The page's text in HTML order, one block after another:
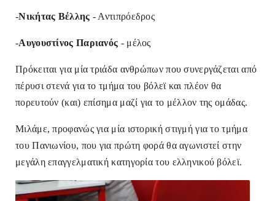
-Νικήτας Βέλλης - Αντιπρόεδρος
-Αυγουστίνος Παριανός - μέλος
Πρόκειται για μία τριάδα ανθρώπων που συνεργάζεται από
πέρυσι στενά για το τμήμα του βόλεϊ και πλέον θα
πορευτούν (και) επίσημα μαζί για το μέλλον της ομάδας.
Μιλάμε, προφανώς για μία ιστορική στιγμή για το τμήμα
του Πανιωνίου, που για πρώτη φορά θα αγωνιστεί στην
μεγάλη επαγγελματική κατηγορία του ελληνικού βόλεϊ.